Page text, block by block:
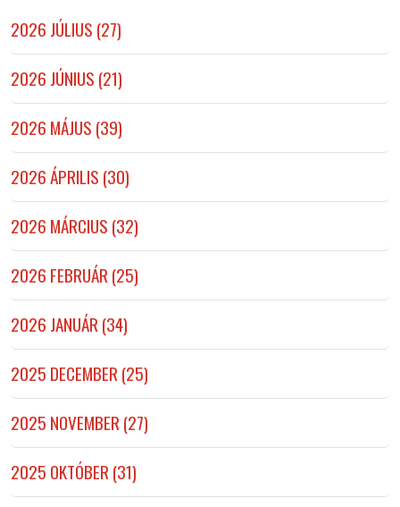
2026 JÚLIUS (27)
2026 JÚNIUS (21)
2026 MÁJUS (39)
2026 ÁPRILIS (30)
2026 MÁRCIUS (32)
2026 FEBRUÁR (25)
2026 JANUÁR (34)
2025 DECEMBER (25)
2025 NOVEMBER (27)
2025 OKTÓBER (31)